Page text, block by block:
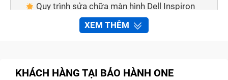
Quy trình sửa chữa màn hình Dell Inspiron
3168 tại trung tâm Bảo Hành One
Cam kết với khách hàng khi thay, sửa chữa
Tạm kết
XEM THÊM
KHÁCH HÀNG TẠI BẢO HÀNH ONE